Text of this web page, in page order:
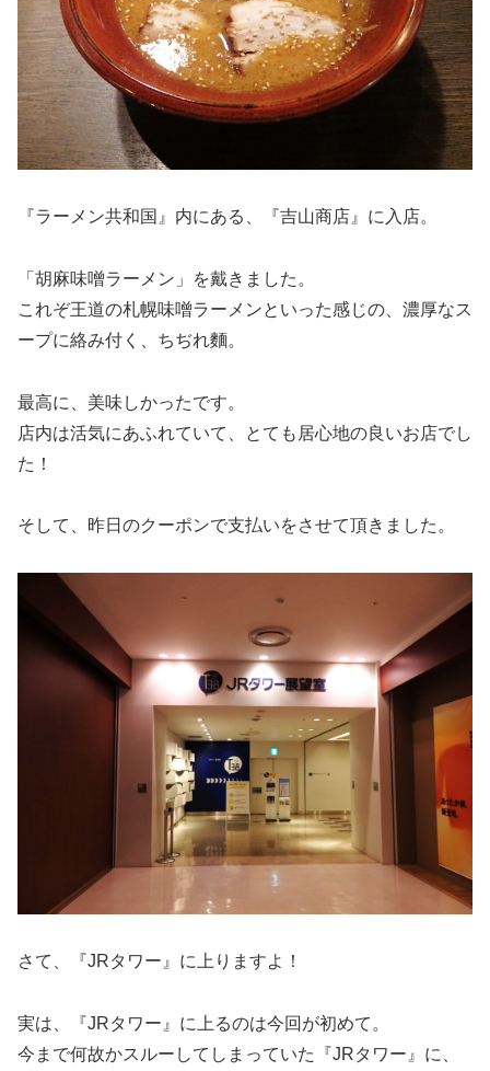
『ラーメン共和国』内にある、『吉山商店』に入店。
「胡麻味噌ラーメン」を戴きました。
これぞ王道の札幌味噌ラーメンといった感じの、濃厚なス
ープに絡み付く、ちぢれ麵。
最高に、美味しかったです。
店内は活気にあふれていて、とても居心地の良いお店でし
た！
そして、昨日のクーポンで支払いをさせて頂きました。
さて、『JRタワー』に上りますよ！
実は、『JRタワー』に上るのは今回が初めて。
今まで何故かスルーしてしまっていた『JRタワー』に、